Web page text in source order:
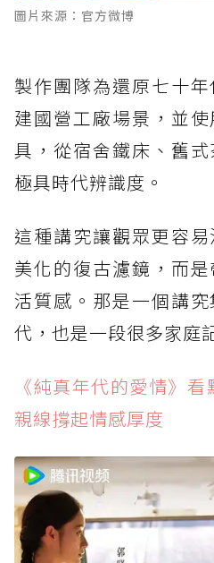
圖片來源：官方微博
製作團隊為還原七十
建國營工廠場景，並
具，從宿舍鐵床、舊
極具時代辨識度。
這種講究讓觀眾更容
美化的復古濾鏡，而
活質感。那是一個講
代，也是一段很多家庭
《純真年代的愛情》
親線撐起情感厚度